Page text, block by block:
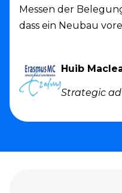
Messen der
dass ein Neubau
Huib
Strategic